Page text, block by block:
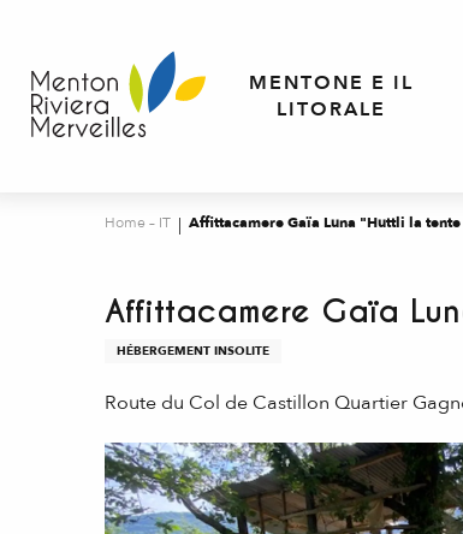
contenu
principal
MENTONE E IL
LITORALE
Home – IT Affittacamere Gaïa Luna "Huttli la
Affittacamere Gaïa
HÉBERGEMENT INSOLITE
Route du Col de Castillon Quartier